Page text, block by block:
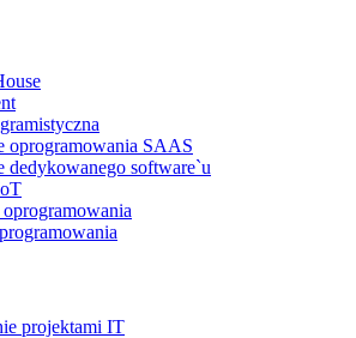
oprogramowania SAAS
dedykowanego software`u
projektami IT